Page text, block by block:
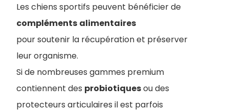
Les chiens sportifs peuvent bénéficier de
compléments alimentaires
pour soutenir la récupération et préserver
leur organisme.
Si de nombreuses gammes premium
contiennent des probiotiquesou des
protecteurs articulaires il est parfois